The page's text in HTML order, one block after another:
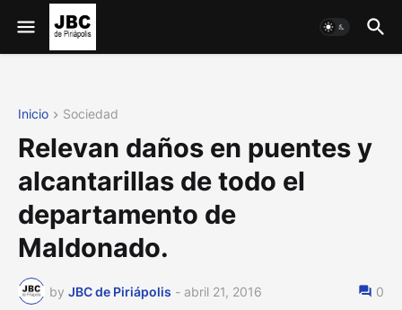
Inicio Sociedad
Relevan daños en puentes y
alcantarillas de todo el
departamento de
Maldonado.
by JBC de Piriápolis - abril 21, 2016 0